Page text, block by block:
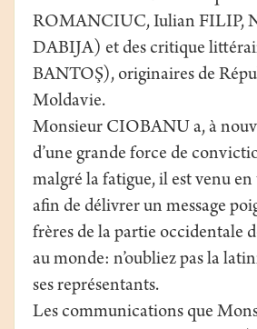
ROMANCIUC, Iulian FILIP,
DABIJA) et des critique
BANTOŞ), originaires de
Moldavie.
Monsieur CIOBANU a, à
d’une grande force de
malgré la fatigue, il est venu
afin de délivrer un message
frères de la partie occidentale
au monde: n’oubliez pas la
ses représentants.
Les communications que